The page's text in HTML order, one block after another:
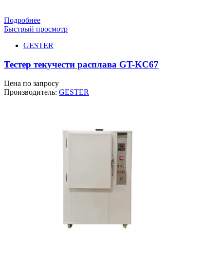
Подробнее
Быстрый просмотр
GESTER
Тестер текучести расплава GT-KC67
Цена по запросу
Производитель: GESTER